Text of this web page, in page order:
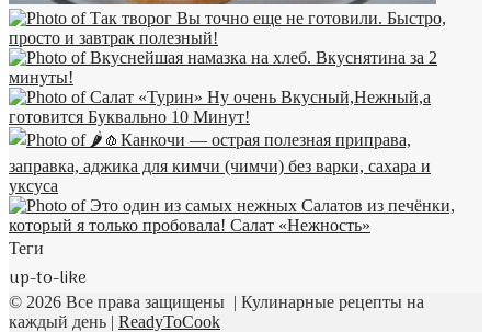
Теги
up-to-like
© 2026 Все права защищены | Кулинарные рецепты на
каждый день | ReadyToCook